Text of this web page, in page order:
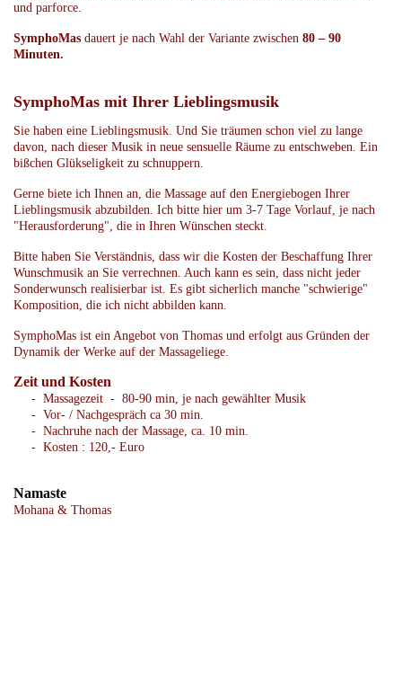
und parforce.
SymphoMas dauert je nach Wahl der Variante zwischen 80 – 90
Minuten.
SymphoMas mit Ihrer Lieblingsmusik
Sie haben eine Lieblingsmusik. Und Sie träumen schon viel zu lange
davon, nach dieser Musik in neue sensuelle Räume zu entschweben. Ein
bißchen Glükseligkeit zu schnuppern.
Gerne biete ich Ihnen an, die Massage auf den Energiebogen Ihrer
Lieblingsmusik abzubilden. Ich bitte hier um 3-7 Tage Vorlauf, je nach
"Herausforderung", die in Ihren Wünschen steckt.
Bitte haben Sie Verständnis, dass wir die Kosten der Beschaffung Ihrer
Wunschmusik an Sie verrechnen. Auch kann es sein, dass nicht jeder
Sonderwunsch realisierbar ist. Es gibt sicherlich manche "schwierige"
Komposition, die ich nicht abbilden kann.
SymphoMas ist ein Angebot von Thomas und erfolgt aus Gründen der
Dynamik der Werke auf der Massageliege.
Zeit und Kosten
- Massagezeit - 80-90 min, je nach gewählter Musik
- Vor- / Nachgespräch ca 30 min.
- Nachruhe nach der Massage, ca. 10 min.
- Kosten : 120,- Euro
Namaste
Mohana & Thomas